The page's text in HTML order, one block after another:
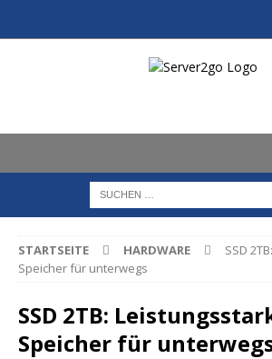
STARTSEITE HARDWARE
SSD
Speicher für unterwegs
SSD 2TB:
Speicher für